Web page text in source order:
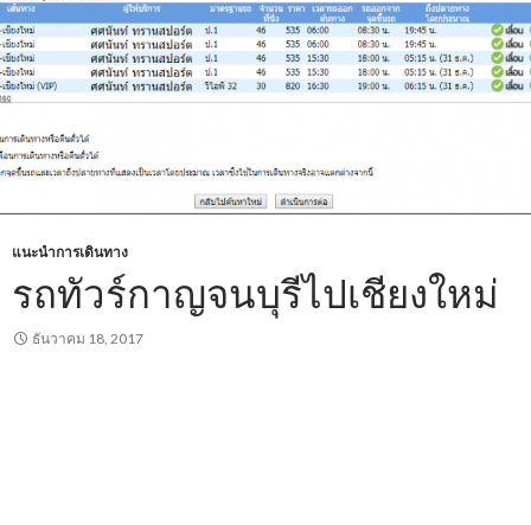
แนะนำการเดินทาง
รถทัวร์กาญจนบุรีไปเชียงใหม่
ธันวาคม 18, 2017